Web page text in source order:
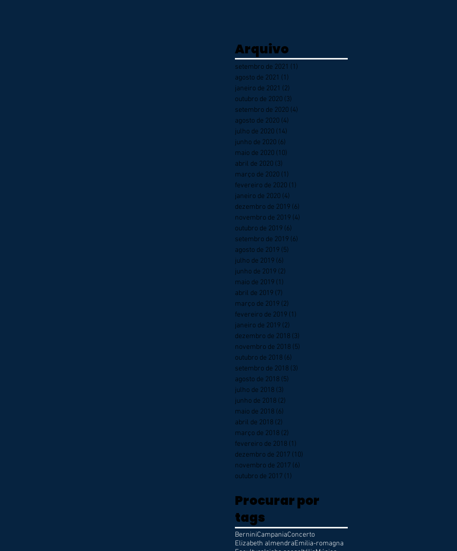
Arquivo
setembro de 2021 (1)
agosto de 2021 (1)
janeiro de 2021 (2)
outubro de 2020 (3)
setembro de 2020 (4)
agosto de 2020 (4)
julho de 2020 (14)
junho de 2020 (6)
maio de 2020 (10)
abril de 2020 (3)
março de 2020 (1)
fevereiro de 2020 (1)
janeiro de 2020 (4)
dezembro de 2019 (6)
novembro de 2019 (4)
outubro de 2019 (6)
setembro de 2019 (6)
agosto de 2019 (5)
julho de 2019 (6)
junho de 2019 (2)
maio de 2019 (1)
abril de 2019 (7)
março de 2019 (2)
fevereiro de 2019 (1)
janeiro de 2019 (2)
dezembro de 2018 (3)
novembro de 2018 (5)
outubro de 2018 (6)
setembro de 2018 (3)
agosto de 2018 (5)
julho de 2018 (3)
junho de 2018 (2)
maio de 2018 (6)
abril de 2018 (2)
março de 2018 (2)
fevereiro de 2018 (1)
dezembro de 2017 (10)
novembro de 2017 (6)
outubro de 2017 (1)
Procurar por
tags
BerniniCampaniaConcerto
Elizabeth almendraEmilia-romagna